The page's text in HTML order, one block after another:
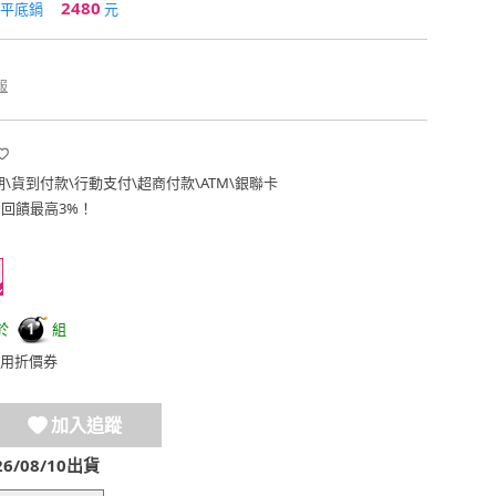
底鍋 2480 元
\貨到付款\行動支付\超商付款\ATM\銀聯卡
饋最高3%！
1
組
折價券
加入追蹤
08/10出貨